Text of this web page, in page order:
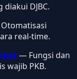
DJBC.
real-time.
— Fungsi dan
wajib PKB.